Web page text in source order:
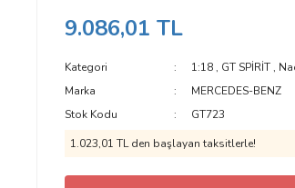
9.086,01 TL
Kategori 1:18 , GT SPİRİT ,
Marka
MERCEDES-BENZ
Stok Kodu
GT723
1.023,01 TL den başlayan taksitlerle!